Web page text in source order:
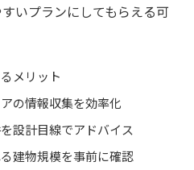
いプランにしてもらえる可
メリット
の情報収集を効率化
設計目線でアドバイス
建物規模を事前に確認